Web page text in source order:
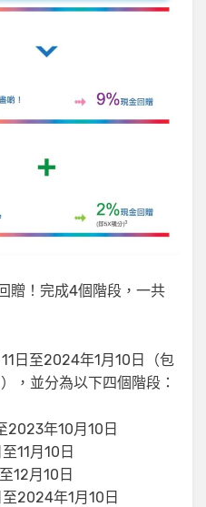
贈！完成4個階段，一共
日至2024年1月10日（包
，並分為以下四個階段：
2023年10月10日
11月10日
12月10日
2024年1月10日